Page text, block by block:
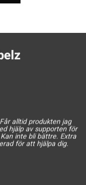
alltid produkten jag
hjälp av supporten för
inte bli bättre. Extra
för att hjälpa dig.